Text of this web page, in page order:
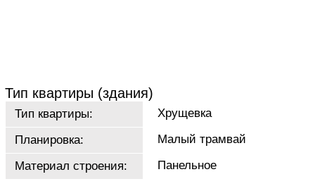
Тип квартиры (здания)
Тип квартиры:
Хрущевка
Планировка:
Малый трамвай
Материал строения:
Панельное